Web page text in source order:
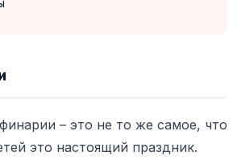
– это не то же самое, что
это настоящий праздник.